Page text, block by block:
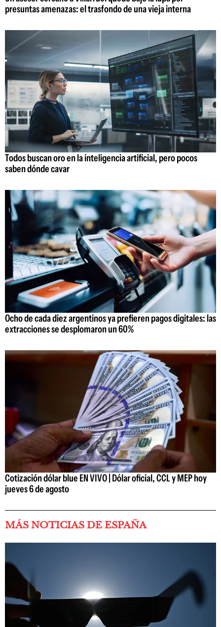
presuntas amenazas: el trasfondo de una vieja interna
Todos buscan oro en la inteligencia artificial, pero pocos
saben dónde cavar
Ocho de cada diez argentinos ya prefieren pagos digitales: las
extracciones se desplomaron un 60%
Cotización dólar blue EN VIVO | Dólar oficial, CCL y MEP hoy
jueves 6 de agosto
MÁS NOTICIAS DE ESPAÑA